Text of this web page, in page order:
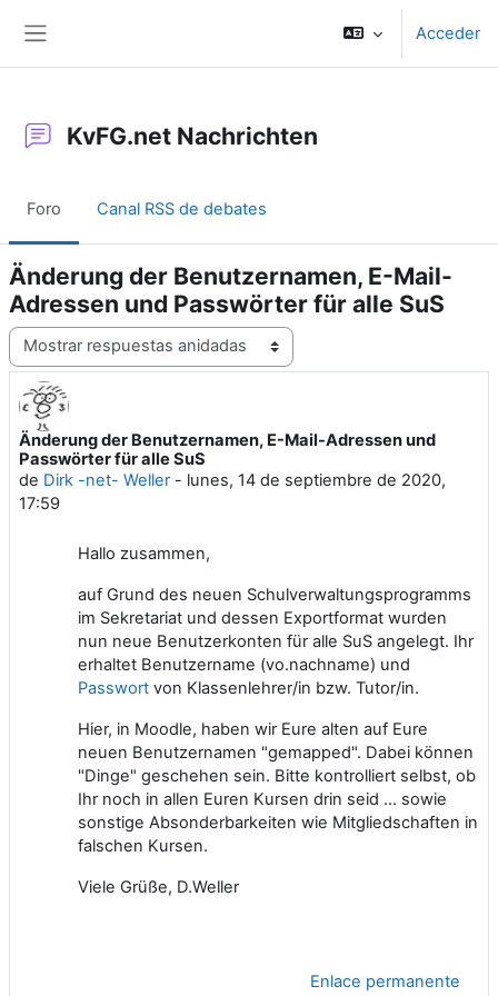
Acceder
KvFG.net Nachrichten
Foro Canal RSS de debates
Änderung der Benutzernamen, E-Mail-
Adressen und Passwörter für alle SuS
Mostrar modo
Änderung der Benutzernamen, E-Mail-Adressen und
Passwörter für alle SuS
de Dirk -net- Weller- lunes, 14 de septiembre de 2020,
17:59
Número de respuestas: 0
Hallo zusammen,
auf Grund des neuen Schulverwaltungsprogramms
im Sekretariat und dessen Exportformat wurden
nun neue Benutzerkonten für alle SuS angelegt. Ihr
erhaltet Benutzername (vo.nachname) und
Passwort von Klassenlehrer/in bzw. Tutor/in.
Hier, in Moodle, haben wir Eure alten auf Eure
neuen Benutzernamen "gemapped". Dabei können
"Dinge" geschehen sein. Bitte kontrolliert selbst, ob
Ihr noch in allen Euren Kursen drin seid ... sowie
sonstige Absonderbarkeiten wie Mitgliedschaften in
falschen Kursen.
Viele Grüße, D.Weller
Enlace permanente